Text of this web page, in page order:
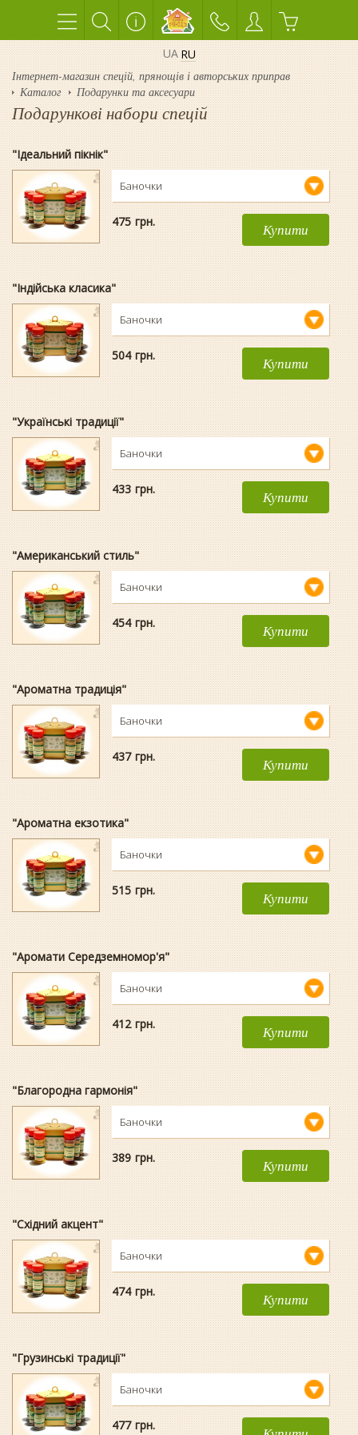
UA RU
Інтернет-магазин спецій, прянощів і авторських приправ
Каталог
Подарунки та аксесуари
Подарункові набори спецій
"Ідеальний пікнік"
Баночки
475 гpн. Купити
"Індійська класика"
Баночки
504 гpн. Купити
"Українські традиції"
Баночки
433 гpн. Купити
"Американський стиль"
Баночки
454 гpн. Купити
"Ароматна традиція"
Баночки
437 гpн. Купити
"Ароматна екзотика"
Баночки
515 гpн. Купити
"Аромати Середземномор'я"
Баночки
412 гpн. Купити
"Благородна гармонія"
Баночки
389 гpн. Купити
"Східний акцент"
Баночки
474 гpн. Купити
"Грузинські традиції"
Баночки
477 гpн.